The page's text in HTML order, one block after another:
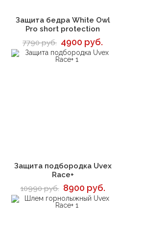
В корзину
Защита бедра White Owl
Pro short protection
7790 руб. 4900 руб.
В корзину
Защита подбородка Uvex
Race+
10990 руб. 8900 руб.